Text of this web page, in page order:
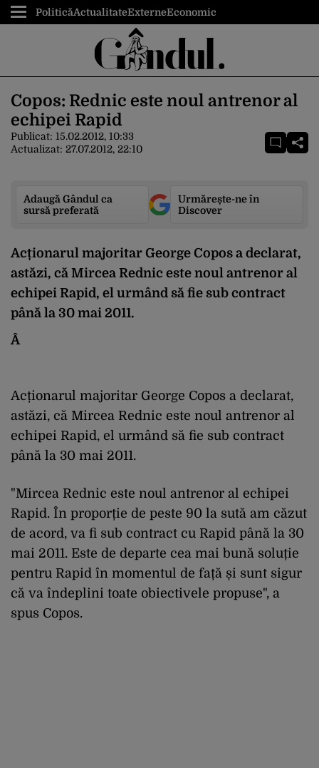
PoliticăActualitateExterneEconomic
Copos: Rednic este noul antrenor al
echipei Rapid
Publicat: 15.02.2012, 10:33
Actualizat: 27.07.2012, 22:10
Adaugă Gândul ca
sursă preferată
Urmărește-ne în
Discover
Acționarul majoritar George Copos a declarat,
astăzi, că Mircea Rednic este noul antrenor al
echipei Rapid, el urmând să fie sub contract
până la 30 mai 2011.
Â
Acționarul majoritar George Copos a declarat,
astăzi, că Mircea Rednic este noul antrenor al
echipei Rapid, el urmând să fie sub contract
până la 30 mai 2011.
"Mircea Rednic este noul antrenor al echipei
Rapid. În proporție de peste 90 la sută am căzut
de acord, va fi sub contract cu Rapid până la 30
mai 2011. Este de departe cea mai bună soluție
pentru Rapid în momentul de față și sunt sigur
că va îndeplini toate obiectivele propuse", a
spus Copos.